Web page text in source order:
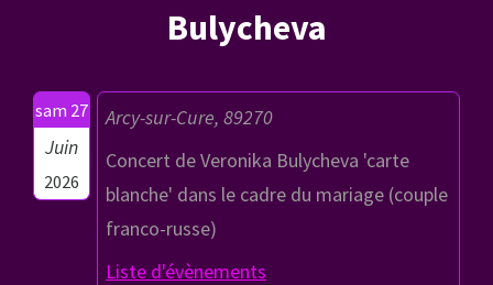
Bulycheva
sam 27
Juin
2026
Arcy-sur-Cure, 89270
Concert de Veronika Bulycheva 'carte
blanche' dans le cadre du mariage (couple
franco-russe)
Liste d'évènements